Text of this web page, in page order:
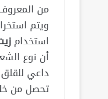
من
ويتم
استخدام
أن نوع
داعي
تحصل من